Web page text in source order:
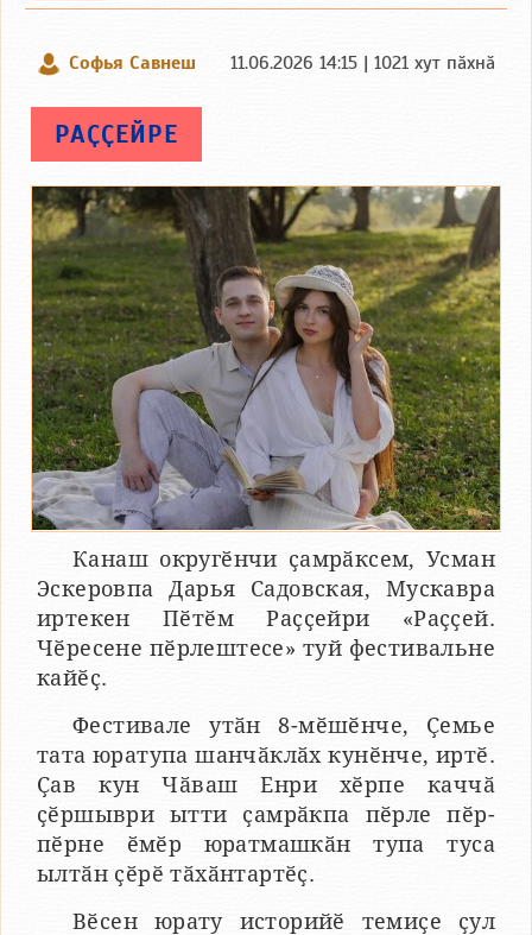
Софья Савнеш 11.06.2026 14:15 | 1021 хут пӑхнӑ
РАҪҪЕЙРЕ
Канаш округӗнчи ҫамрӑксем, Усман
Эскеровпа Дарья Садовская, Мускавра
иртекен Пӗтӗм Раҫҫейри «Раҫҫей.
Чӗресене пӗрлештесе» туй фестивальне
кайӗҫ.
Фестивале утӑн 8-мӗшӗнче, Ҫемье
тата юратупа шанчӑклӑх кунӗнче, иртӗ.
Ҫав кун Чӑваш Енри хӗрпе каччӑ
ҫӗршыври ытти ҫамрӑкпа пӗрле пӗр-
пӗрне ӗмӗр юратмашкӑн тупа туса
ылтӑн ҫӗрӗ тӑхӑнтартӗҫ.
Вӗсен юрату историйӗ темиҫе ҫул